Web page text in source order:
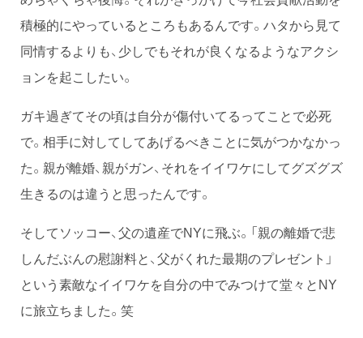
積極的にやっているところもあるんです。ハタから見て
同情するよりも、少しでもそれが良くなるようなアクシ
ョンを起こしたい。
ガキ過ぎてその頃は自分が傷付いてるってことで必死
で。相手に対してしてあげるべきことに気がつかなかっ
た。親が離婚、親がガン、それをイイワケにしてグズグズ
生きるのは違うと思ったんです。
そしてソッコー、父の遺産でNYに飛ぶ。「親の離婚で悲
しんだぶんの慰謝料と、父がくれた最期のプレゼント」
という素敵なイイワケを自分の中でみつけて堂々とNY
に旅立ちました。笑